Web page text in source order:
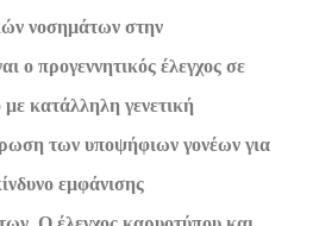
νοσημάτων στην
ο προγεννητικός έλεγχος σε
κατάλληλη γενετική
των υποψήφιων γονέων για
εμφάνισης